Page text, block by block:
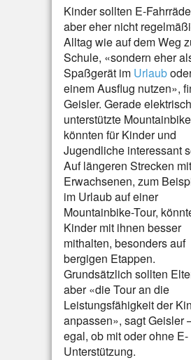
Kinder sollten E-
aber eher nicht
Alltag wie auf dem Weg
Schule, «sondern eher
Spaßgerät im Urlaub
einem Ausflug nutzen»,
Geisler. Gerade elektrisch
unterstützte
könnten für Kinder und
Jugendliche interessant
Auf längeren Strecken mit
Erwachsenen, zum
im Urlaub auf einer
Mountainbike-Tour,
Kinder mit ihnen besser
mithalten, besonders auf
bergigen Etappen.
Grundsätzlich sollten
aber «die Tour an die
Leistungsfähigkeit der
anpassen», sagt Geisler
egal, ob mit oder ohne E-
Unterstützung.